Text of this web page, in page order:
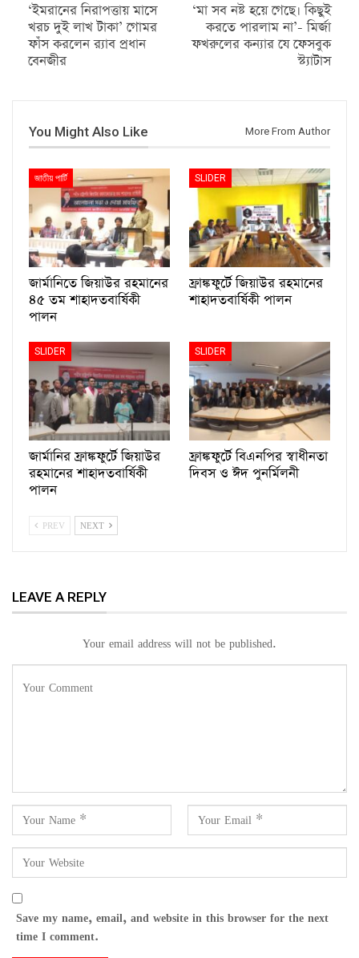
‌‘ইমরানের নিরাপত্তায় মাসে
খরচ দুই লাখ টাকা’ গোমর
ফাঁস করলেন র‍্যাব প্রধান
বেনজীর
‘মা সব নষ্ট হয়ে গেছে। কিছুই
করতে পারলাম না’- মির্জা
ফখরুলের কন্যার যে ফেসবুক
স্ট্যাটাস
You Might Also Like More From Author
জাতীয় পার্টি
জার্মানিতে জিয়াউর রহমানের
৪৫ তম শাহাদতবার্ষিকী
পালন
SLIDER
ফ্রাঙ্কফুর্টে জিয়াউর রহমানের
শাহাদতবার্ষিকী পালন
SLIDER
জার্মানির ফ্রাঙ্কফুর্টে জিয়াউর
রহমানের শাহাদতবার্ষিকী
পালন
SLIDER
ফ্রাঙ্কফুর্টে বিএনপির স্বাধীনতা
দিবস ও ঈদ পুনর্মিলনী
PREV NEXT
LEAVE A REPLY
Your email address will not be published.
Save my name, email, and website in this browser for the next
time I comment.